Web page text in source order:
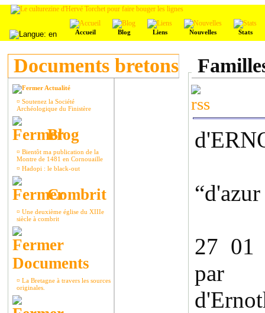
Accueil Blog Liens Nouvelles Stats
Documents bretons
Actualité
¤ Soutenez la Société
Archéologique du Finistère
Blog
¤ Bientôt ma publication de la
Montre de 1481 en Cornouaille
¤ Hadopi : le black-out
Combrit
¤ Une deuxième église du XIIIe
siècle à combrit
Documents
¤ La Bretagne à travers les sources
originales.
27 01
par